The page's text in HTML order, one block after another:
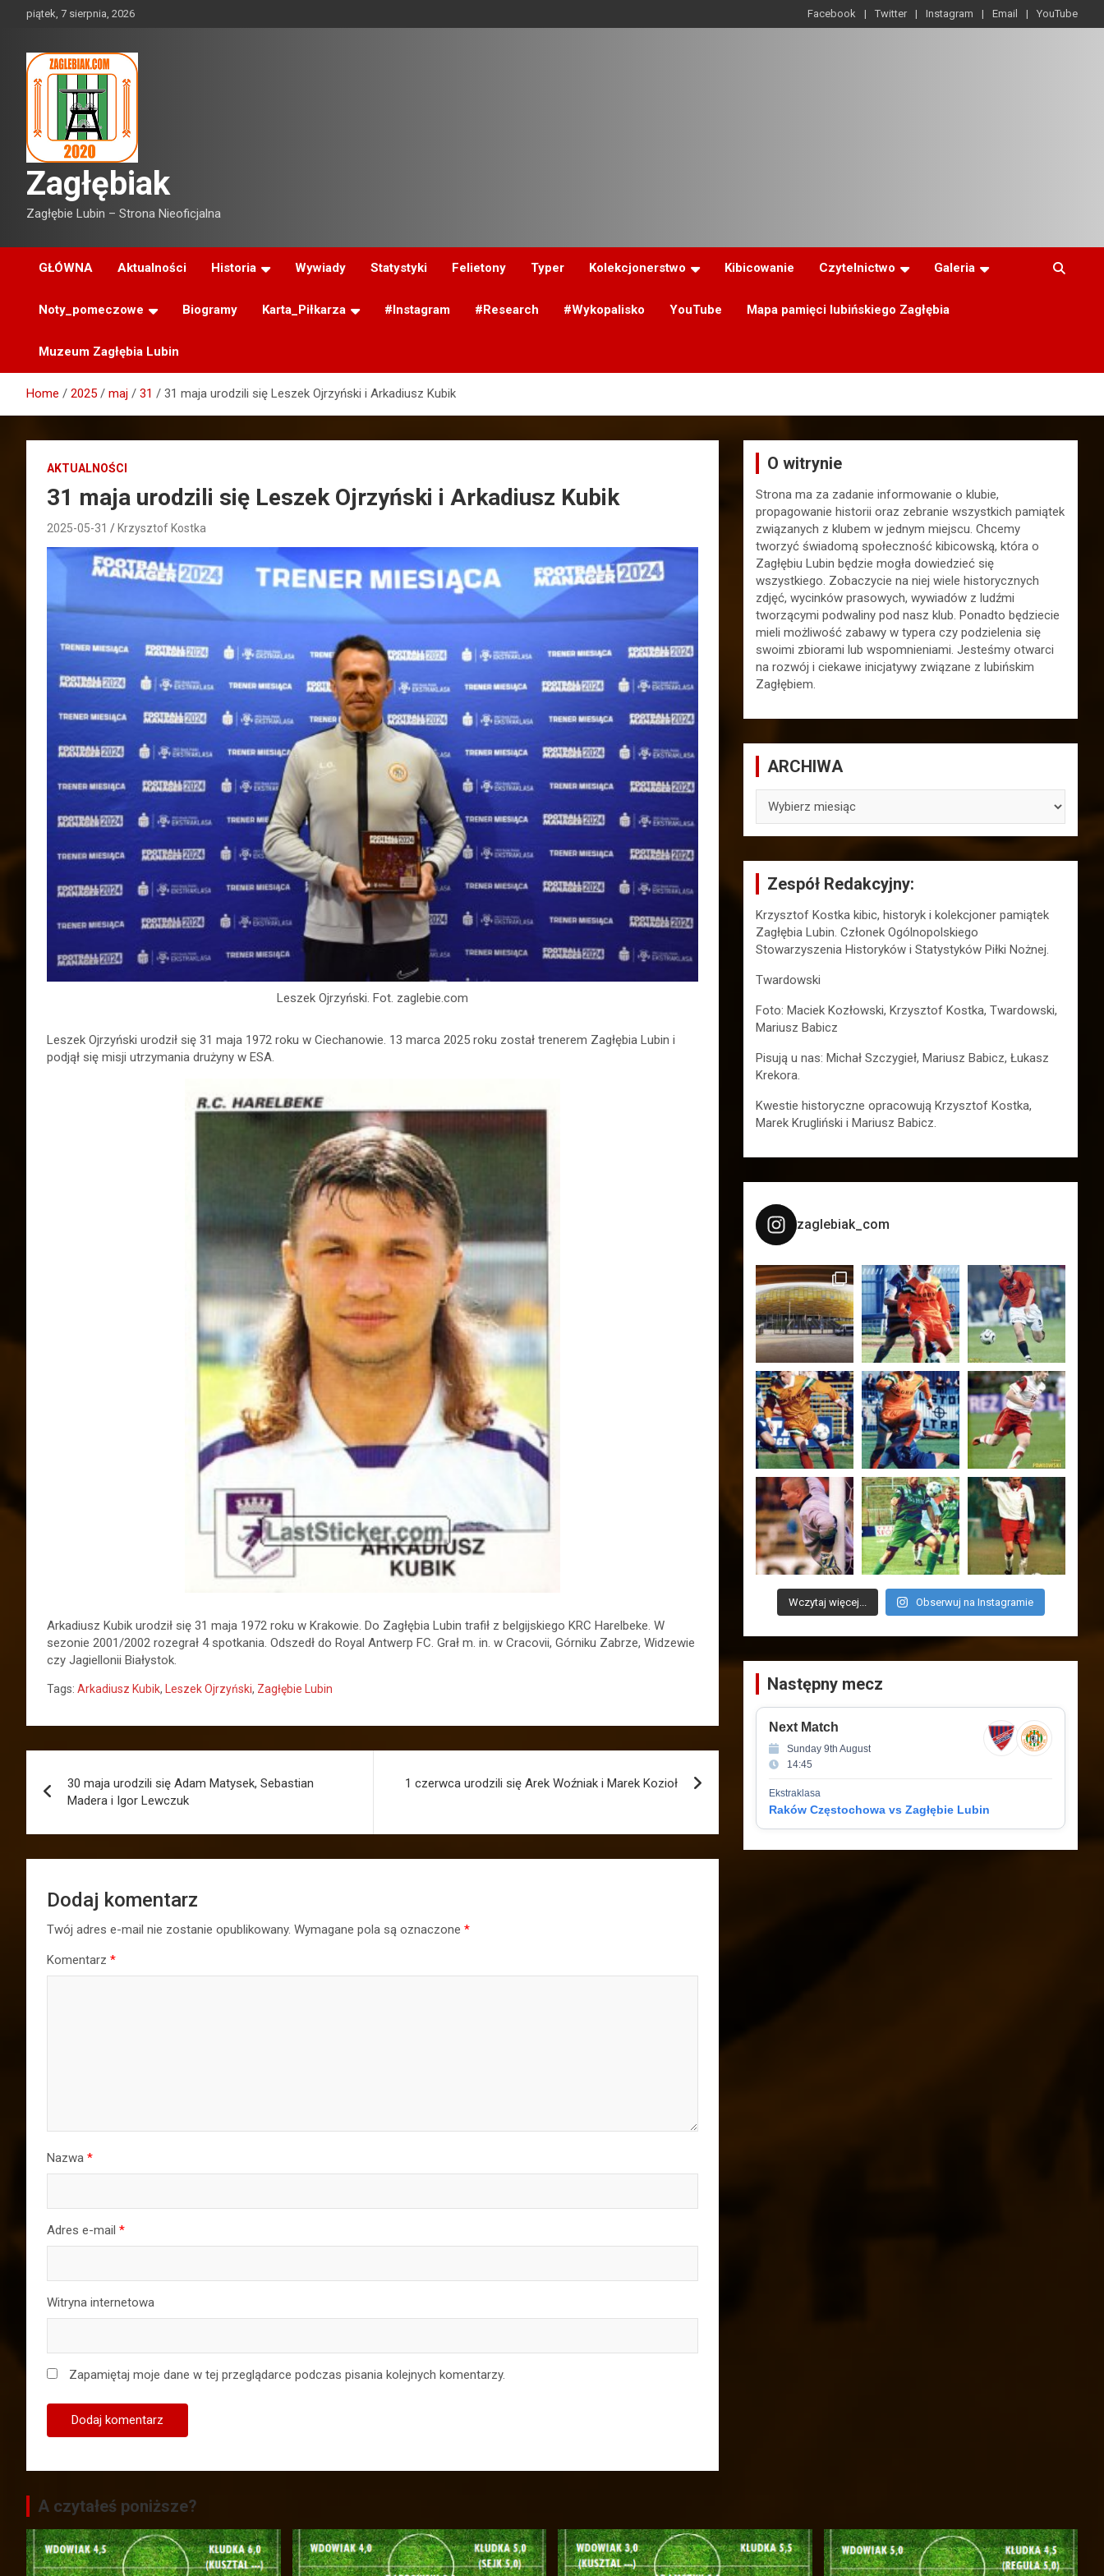
piątek, 7 sierpnia, 2026 Facebook Twitter Instagram Email YouTube
Zagłębiak
Zagłębie Lubin – Strona Nieoficjalna
GŁÓWNA Aktualności Historia Wywiady Statystyki Felietony Typer Kolekcjonerstwo Kibicowanie Czytelnictwo Galeria
Noty_pomeczowe Biogramy Karta_Piłkarza #Instagram #Research #Wykopalisko YouTube Mapa pamięci lubińskiego Zagłębia
Muzeum Zagłębia Lubin
Home 2025 maj 31 31 maja urodzili się Leszek Ojrzyński i Arkadiusz Kubik
AKTUALNOŚCI
31 maja urodzili się Leszek Ojrzyński i Arkadiusz Kubik
2025-05-31 Krzysztof Kostka
Leszek Ojrzyński. Fot. zaglebie.com
Leszek Ojrzyński urodził się 31 maja 1972 roku w Ciechanowie. 13 marca 2025 roku został trenerem Zagłębia Lubin i
podjął się misji utrzymania drużyny w ESA.
Arkadiusz Kubik urodził się 31 maja 1972 roku w Krakowie. Do Zagłębia Lubin trafił z belgijskiego KRC Harelbeke. W
sezonie 2001/2002 rozegrał 4 spotkania. Odszedł do Royal Antwerp FC. Grał m. in. w Cracovii, Górniku Zabrze, Widzewie
czy Jagiellonii Białystok.
Tags: Arkadiusz Kubik, Leszek Ojrzyński, Zagłębie Lubin
wpisu
30 maja urodzili się Adam Matysek, Sebastian
Madera i Igor Lewczuk
1 czerwca urodzili się Arek Woźniak i Marek Kozioł
Dodaj komentarz
Twój adres e-mail nie zostanie opublikowany. Wymagane pola są oznaczone *
Komentarz *
Nazwa *
Adres e-mail *
Witryna internetowa
Zapamiętaj moje dane w tej przeglądarce podczas pisania kolejnych komentarzy.
O witrynie
Strona ma za zadanie informowanie o klubie,
propagowanie historii oraz zebranie wszystkich pamiątek
związanych z klubem w jednym miejscu. Chcemy
tworzyć świadomą społeczność kibicowską, która o
Zagłębiu Lubin będzie mogła dowiedzieć się
wszystkiego. Zobaczycie na niej wiele historycznych
zdjęć, wycinków prasowych, wywiadów z ludźmi
tworzącymi podwaliny pod nasz klub. Ponadto będziecie
mieli możliwość zabawy w typera czy podzielenia się
swoimi zbiorami lub wspomnieniami. Jesteśmy otwarci
na rozwój i ciekawe inicjatywy związane z lubińskim
Zagłębiem.
ARCHIWA
Zespół Redakcyjny:
Krzysztof Kostka kibic, historyk i kolekcjoner pamiątek
Zagłębia Lubin. Członek Ogólnopolskiego
Stowarzyszenia Historyków i Statystyków Piłki Nożnej.
Twardowski
Foto: Maciek Kozłowski, Krzysztof Kostka, Twardowski,
Mariusz Babicz
Pisują u nas: Michał Szczygieł, Mariusz Babicz, Łukasz
Krekora.
Kwestie historyczne opracowują Krzysztof Kostka,
Marek Krugliński i Mariusz Babicz.
zaglebiak_com
Wczytaj więcej... Obserwuj na Instagramie
Następny mecz
Next Match
Sunday 9th August
14:45
Ekstraklasa
Raków Częstochowa vs Zagłębie Lubin
A czytałeś poniższe?